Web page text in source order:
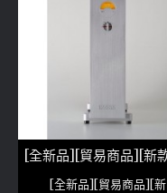
[全新品][貿易商品][新